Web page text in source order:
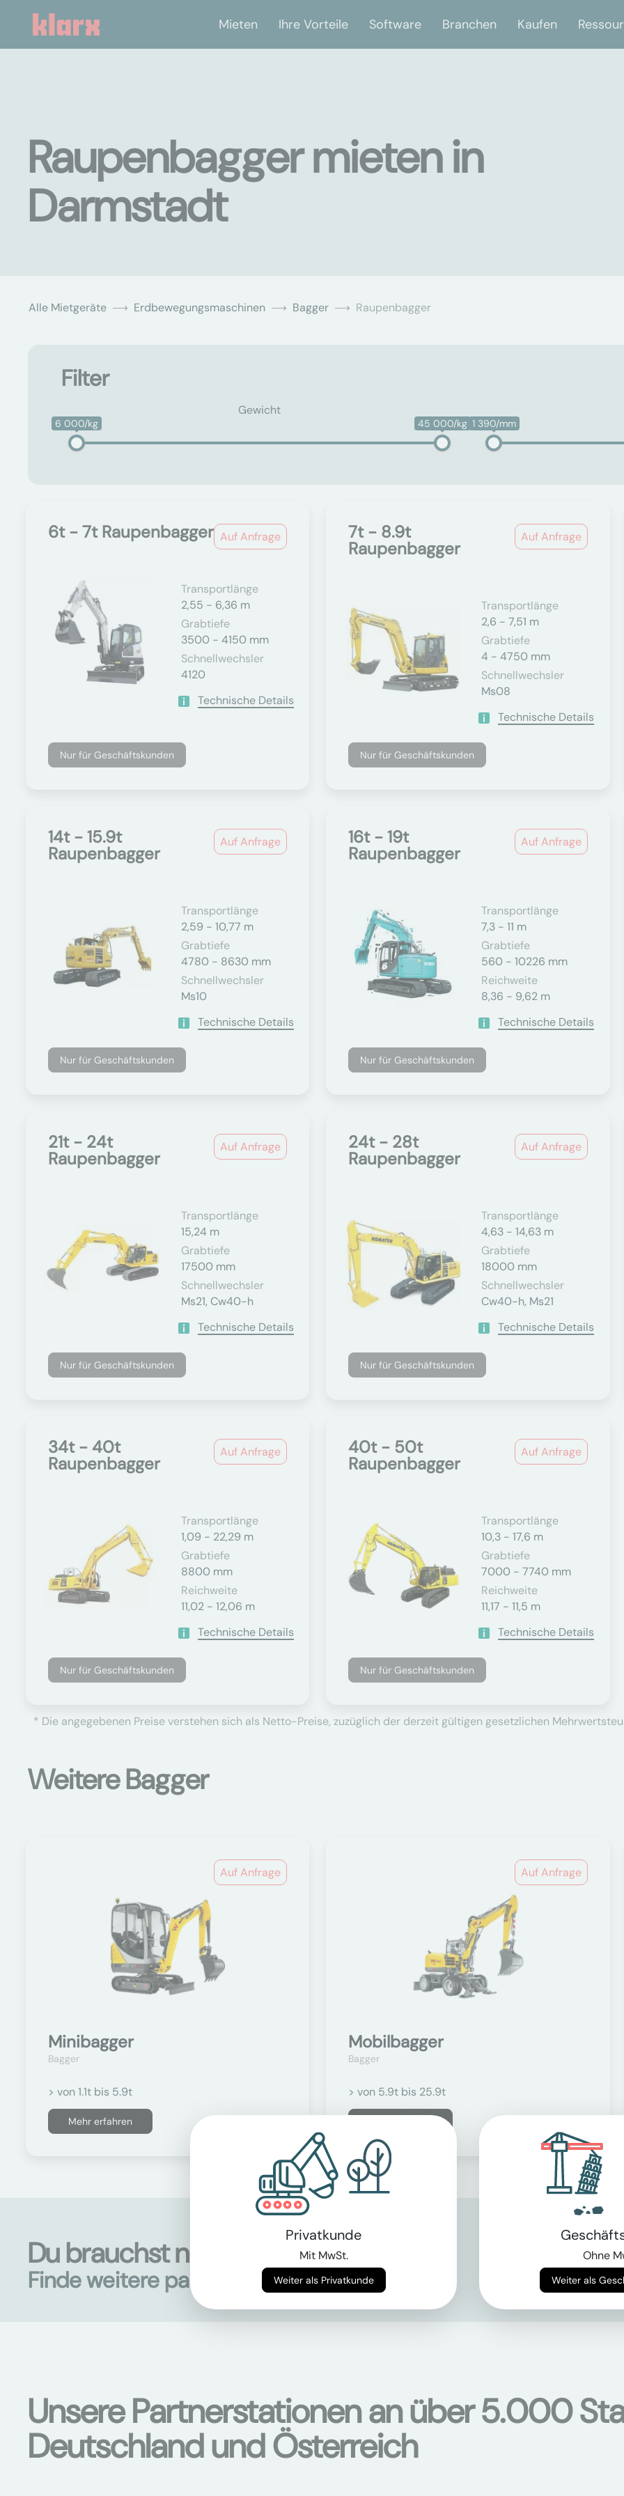
Mieten Ihre Vorteile Software Branchen Kaufen
Raupenbagger mieten in
Darmstadt
Alle Mietgeräte Erdbewegungsmaschinen Bagger Raupenbagger
Filter
Gewicht
6 000/kg 45 000/kg 1 390/mm
Auf Anfrage
6t - 7t Raupenbagger
Transportlänge
2,55 - 6,36 m
Grabtiefe
3500 - 4150 mm
Schnellwechsler
4120
Technische Details
Nur für Geschäftskunden
Auf Anfrage
7t - 8.9t
Raupenbagger
Transportlänge
2,6 - 7,51 m
Grabtiefe
4 - 4750 mm
Schnellwechsler
Ms08
Technische Details
Nur für Geschäftskunden
Auf Anfrage
14t - 15.9t
Raupenbagger
Transportlänge
2,59 - 10,77 m
Grabtiefe
4780 - 8630 mm
Schnellwechsler
Ms10
Technische Details
Nur für Geschäftskunden
Auf Anfrage
16t - 19t
Raupenbagger
Transportlänge
7,3 - 11 m
Grabtiefe
560 - 10226 mm
Reichweite
8,36 - 9,62 m
Technische Details
Nur für Geschäftskunden
Auf Anfrage
21t - 24t
Raupenbagger
Transportlänge
15,24 m
Grabtiefe
17500 mm
Schnellwechsler
Ms21, Cw40-h
Technische Details
Nur für Geschäftskunden
Auf Anfrage
24t - 28t
Raupenbagger
Transportlänge
4,63 - 14,63 m
Grabtiefe
18000 mm
Schnellwechsler
Cw40-h, Ms21
Technische Details
Nur für Geschäftskunden
Auf Anfrage
34t - 40t
Raupenbagger
Transportlänge
1,09 - 22,29 m
Grabtiefe
8800 mm
Reichweite
11,02 - 12,06 m
Technische Details
Nur für Geschäftskunden
Auf Anfrage
40t - 50t
Raupenbagger
Transportlänge
10,3 - 17,6 m
Grabtiefe
7000 - 7740 mm
Reichweite
11,17 - 11,5 m
Technische Details
Nur für Geschäftskunden
* Die angegebenen Preise verstehen sich als Netto-Preise, zuzüglich der derzeit gültigen gesetzlichen
Weitere Bagger
Auf Anfrage
Minibagger
Bagger
> von 1.1t bis 5.9t
Mehr erfahren
Auf Anfrage
Mobilbagger
Bagger
> von 5.9t bis 25.9t
Du brauchst noch mehr als Bagger?
Finde weitere passende Maschinen hier
Unsere Partnerstationen an über 5.000
Deutschland und Österreich
Privatkunde
Mit MwSt.
Weiter als Privatkunde
Ohne
Weiter als